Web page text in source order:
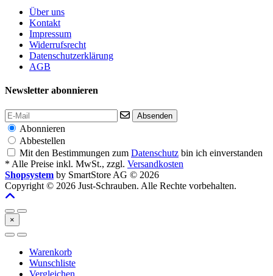
Über uns
Kontakt
Impressum
Widerrufsrecht
Datenschutzerklärung
AGB
Newsletter abonnieren
Absenden
Abonnieren
Abbestellen
Mit den Bestimmungen zum Datenschutz bin ich einverstanden
* Alle Preise inkl. MwSt., zzgl. Versandkosten
Shopsystem by SmartStore AG © 2026
Copyright © 2026 Just-Schrauben. Alle Rechte vorbehalten.
×
Warenkorb
Wunschliste
Vergleichen